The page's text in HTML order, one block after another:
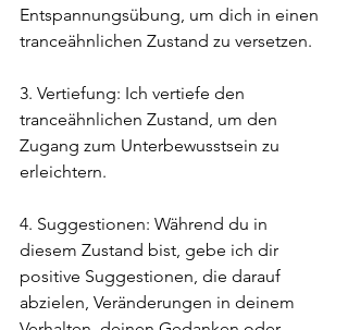
Entspannungsübung, um dich in einen
tranceähnlichen Zustand zu versetzen.
3. Vertiefung: Ich vertiefe den
tranceähnlichen Zustand, um den
Zugang zum Unterbewusstsein zu
erleichtern.
4. Suggestionen: Während du in
diesem Zustand bist, gebe ich dir
positive Suggestionen, die darauf
abzielen, Veränderungen in deinem